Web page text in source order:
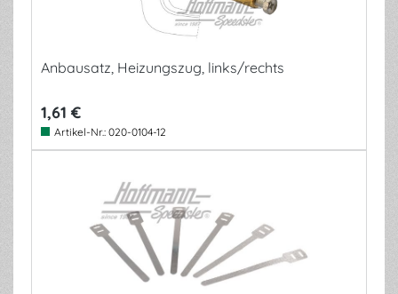
Anbausatz, Heizungszug, links/rechts
1,61 €
Artikel-Nr.: 020-0104-12